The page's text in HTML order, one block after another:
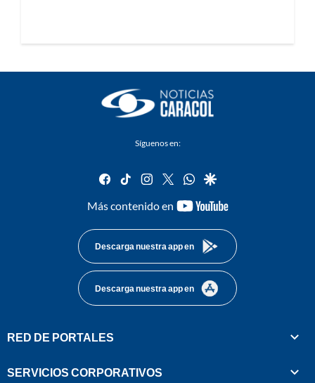
Síguenos en:
facebook
tiktok instagram
twitterwhatsapp
google
Más contenido en
youtube-
Descarga nuestra app en
Descarga nuestra app en
RED DE PORTALES
SERVICIOS CORPORATIVOS